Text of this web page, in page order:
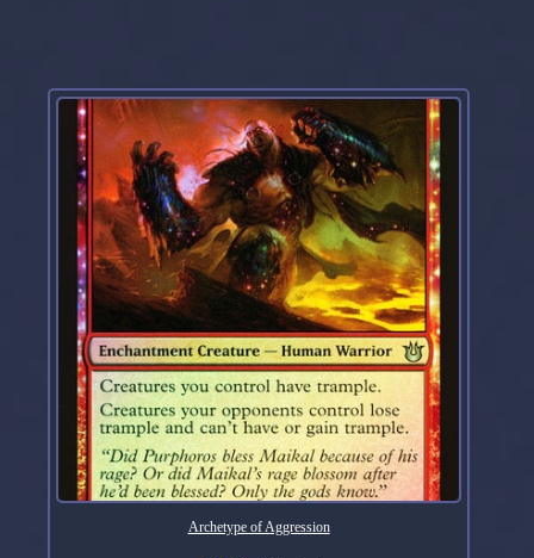
Archetype of Aggression